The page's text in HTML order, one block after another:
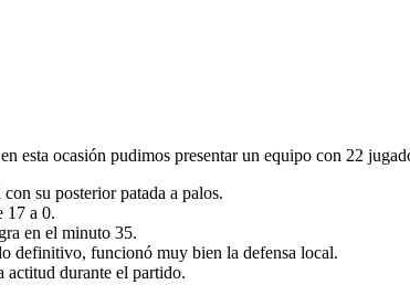
esta ocasión pudimos presentar un equipo con 22
su posterior patada a palos.
17 a 0.
en el minuto 35.
definitivo, funcionó muy bien la defensa local.
actitud durante el partido.